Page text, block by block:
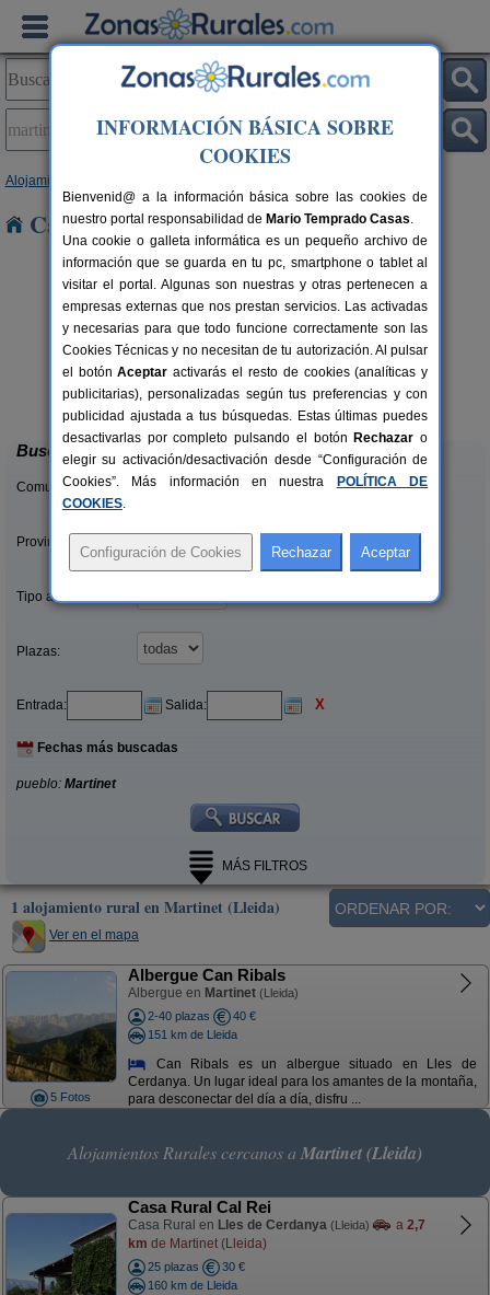
Alojamientos
Casas Rurales en Martinet
10-15+2 pers.
desde28 €
Casa Sisquet
Montcortes (Lleida)
Buscar
Comunidades:
Provincias/Islas:
Tipo alquiler:
Plazas:
Entrada: Salida: X
Fechas más buscadas
pueblo: Martinet
MÁS FILTROS
1 alojamiento rural en Martinet (Lleida)
Ver en el mapa
5 Fotos
Albergue Can Ribals
Albergue en Martinet (Lleida)
2-40 plazas
40 €
151 km de Lleida
Can Ribals es un albergue situado en Lles de
Cerdanya. Un lugar ideal para los amantes de la montaña,
para desconectar del día a día, disfru ...
Alojamientos Rurales cercanos a Martinet (Lleida)
Casa Rural Cal Rei
Casa Rural en Lles de Cerdanya (Lleida) a 2,7
km de Martinet (Lleida)
25 plazas
30 €
160 km de Lleida
INFORMACIÓN BÁSICA SOBRE
COOKIES
Bienvenid@ a la información básica sobre las cookies de
nuestro portal responsabilidad de Mario Temprado Casas.
Una cookie o galleta informática es un pequeño archivo de
información que se guarda en tu pc, smartphone o tablet al
visitar el portal. Algunas son nuestras y otras pertenecen a
empresas externas que nos prestan servicios. Las activadas
y necesarias para que todo funcione correctamente son las
Cookies Técnicas y no necesitan de tu autorización. Al pulsar
el botónAceptar activarás el resto de cookies (analíticas y
publicitarias), personalizadas según tus preferencias y con
publicidad ajustada a tus búsquedas. Estas últimas puedes
desactivarlas por completo pulsando el botón Rechazar o
elegir su activación/desactivación desde “Configuración de
Cookies”. Más información en nuestra
POLÍTICA DE
COOKIES.